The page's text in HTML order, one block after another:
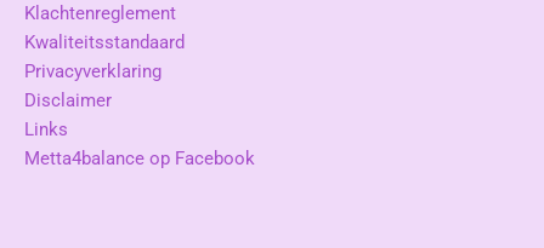
Klachtenreglement
Kwaliteitsstandaard
Privacyverklaring
Disclaimer
Links
Metta4balance op Facebook